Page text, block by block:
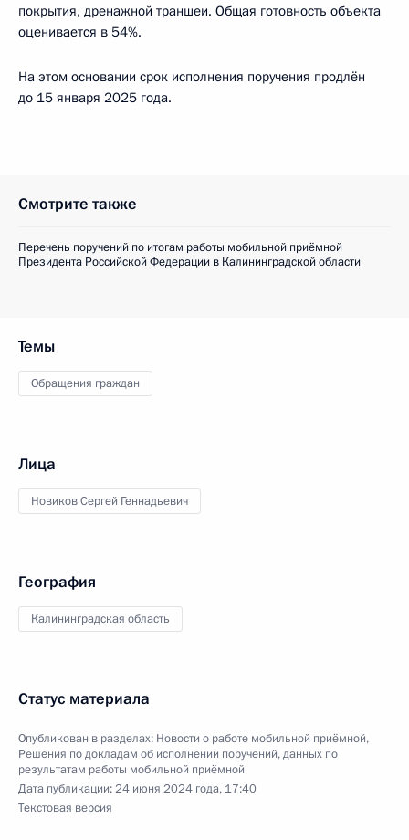
покрытия, дренажной траншеи. Общая готовность объекта
оценивается в 54%.
На этом основании срок исполнения поручения продлён
до 15 января 2025 года.
Смотрите также
Перечень поручений по итогам работы мобильной приёмной
Президента Российской Федерации в Калининградской области
Темы
Обращения граждан
Лица
Новиков Сергей Геннадьевич
География
Калининградская область
Статус материала
Опубликован в разделах: Новости о работе мобильной приёмной,
Решения по докладам об исполнении поручений, данных по
результатам работы мобильной приёмной
Дата публикации:24 июня 2024 года, 17:40
Текстовая версия